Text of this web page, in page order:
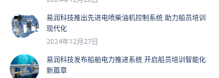
易润科技推出先进电喷柴油机控制系统 助力船员培训
现代化
2024年12月27日
易润科技发布船舶电力推进系统 开启船员培训智能化
新篇章